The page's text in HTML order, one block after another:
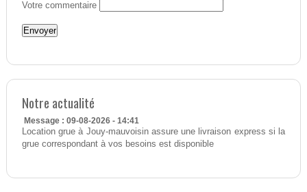
Votre commentaire
Notre actualité
Message : 09-08-2026 - 14:41
Location grue à Jouy-mauvoisin assure une livraison express si la
grue correspondant à vos besoins est disponible